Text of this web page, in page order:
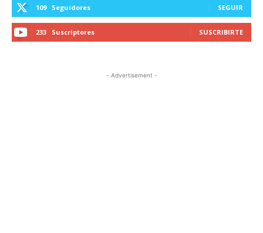
109 Seguidores SEGUIR
233 Suscriptores SUSCRIBIRTE
- Advertisement -